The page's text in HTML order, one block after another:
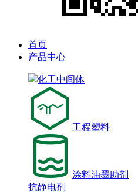
首页
产品中心
化工中间体
工程塑料
涂料油墨助剂
抗静电剂